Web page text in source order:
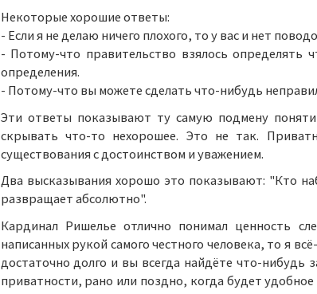
Некоторые хорошие ответы:
- Если я не делаю ничего плохого, то у вас и нет
- Потому-что правительство взялось
определения.
- Потому-что вы можете сделать что-нибудь
Эти ответы показывают ту самую подмену
скрывать что-то нехорошее. Это не так.
существования с достоинством и уважением.
Два высказывания хорошо это показывают: "Кто
развращает абсолютно".
Кардинал Ришелье отлично понимал ценность
написанных рукой самого честного человека, то я
достаточно долго и вы всегда найдёте что-нибудь
приватности, рано или поздно, когда будет